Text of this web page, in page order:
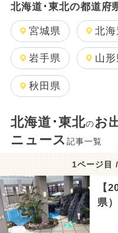
北海道･東北の都道府
宮城県 北海
岩手県 山形
秋田県
北海道･東北のお
ニュース 記事一覧
1ページ目
【
県